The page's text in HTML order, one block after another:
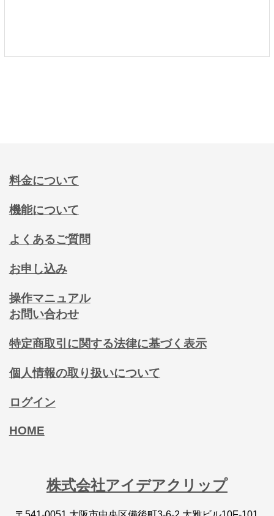
料金について
機能について
よくあるご質問
お申し込み
操作マニュアル
お問い合わせ
特定商取引に関する法律に基づく表示
個人情報の取り扱いについて
ログイン
HOME
株式会社アイデアクリップ